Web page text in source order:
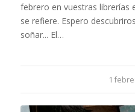
febrero en vuestras librerías
se refiere. Espero
soñar... El…
1